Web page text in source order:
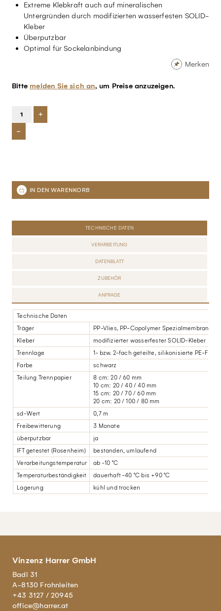
Extreme Klebkraft auch auf mineralischen
Untergründen durch modifizierten wasserfesten SOLID-
Kleber
Überputzbar
Optimal für Sockelanbindung
Merken
Bitte melden Sie sich an, um Preise anzuzeigen.
+
-
TECHNISCHE DATEN
VERARBEITUNG
DATENBLATT
ZUBEHÖR
ANFRAGE
Technische Daten
Träger
PP-Vlies, PP-Copolymer Spezialmembran
Kleber
modifizierter wasserfester SOLID-Kleber
Trennlage
1- bzw. 2-fach geteilte, silikonisierte PE-Folie
Farbe
schwarz
Teilung Trennpapier
8 cm: 20 / 60 mm
10 cm: 20 / 40 / 40 mm
15 cm: 20 / 70 / 60 mm
20 cm: 20 / 100 / 80 mm
sd-Wert
0,7 m
Freibewitterung
3 Monate
überputzbar
ja
IFT getestet (Rosenheim)
bestanden, umlaufend
Verarbeitungstemperatur
ab -10 °C
Temperaturbeständigkeit
dauerhaft -40 °C bis +90 °C
Lagerung
kühl und trocken
Vinzenz Harrer GmbH
Badl 31
A-8130 Frohnleiten
+43 3127 / 20945
office@harrer.at